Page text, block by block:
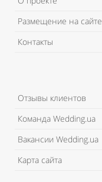
Размещение на сайте
Контакты
Отзывы клиентов
Команда Wedding.ua
Вакансии Wedding.ua
Карта сайта